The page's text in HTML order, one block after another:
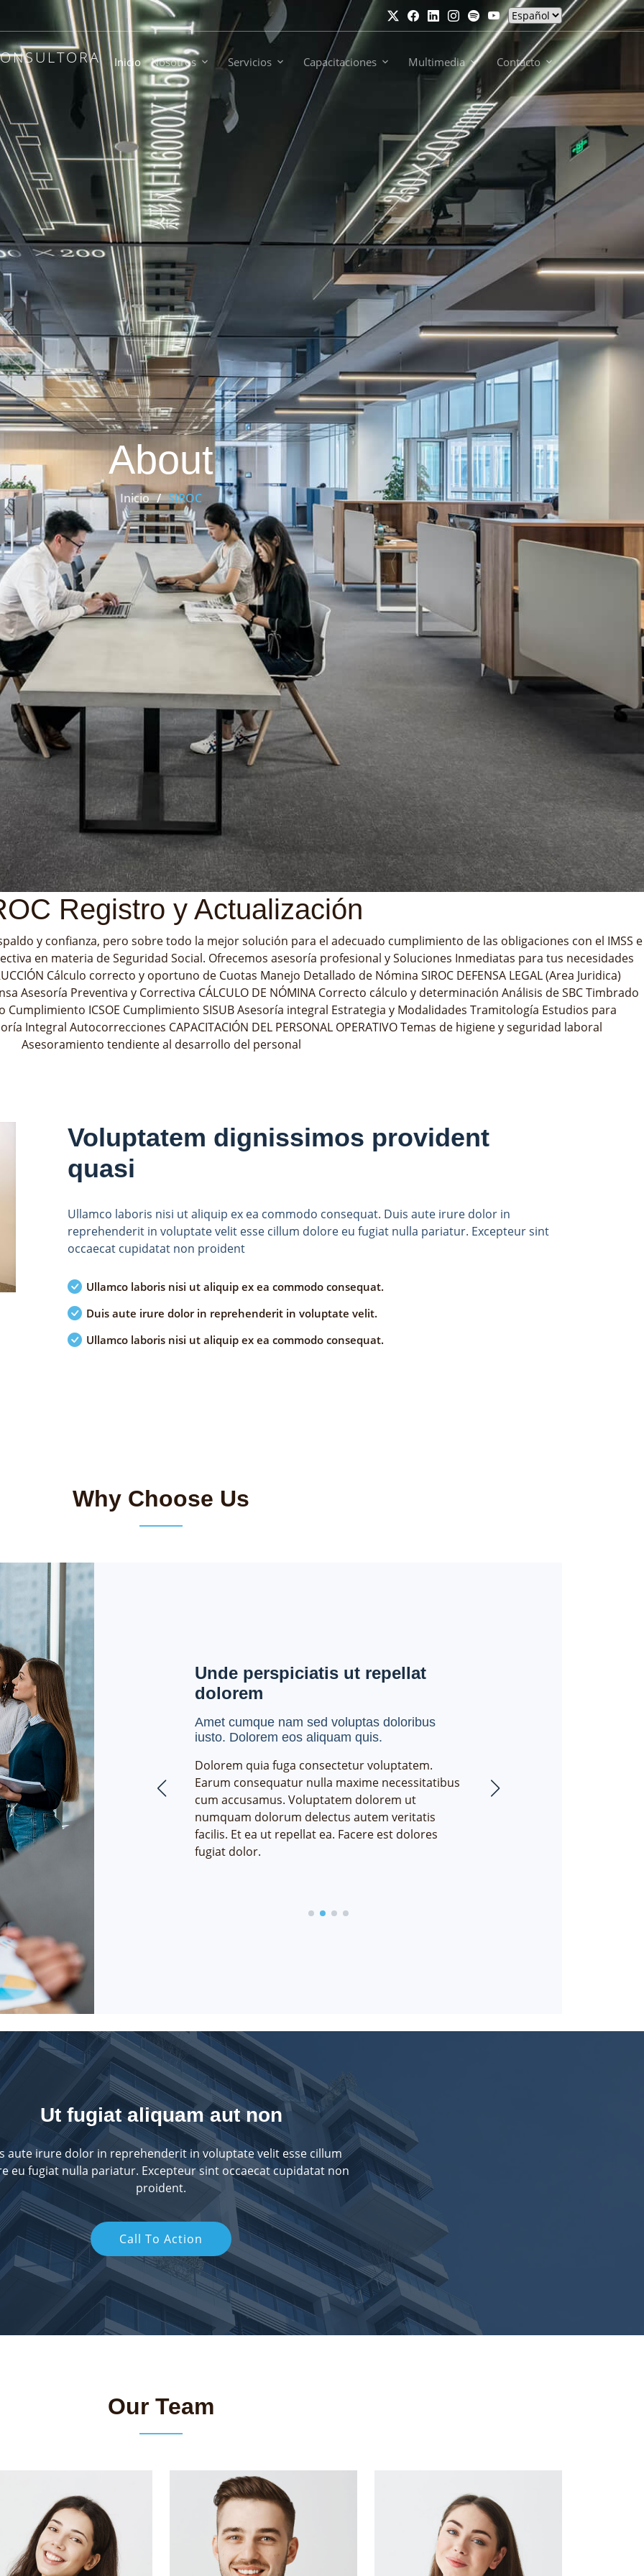
Inicio Nosotros Servicios Capacitaciones Multimedia Contacto
About
Inicio SIROC
Registro y Actualización
y confianza, pero sobre todo la mejor solución para el adecuado cumplimiento de las obligaciones con el IMSS e
en materia de Seguridad Social. Ofrecemos asesoría profesional y Soluciones Inmediatas para tus necesidades
Cálculo correcto y oportuno de Cuotas Manejo Detallado de Nómina SIROC DEFENSA LEGAL (Area Juridica)
Asesoría Preventiva y Correctiva CÁLCULO DE NÓMINA Correcto cálculo y determinación Análisis de SBC Timbrado
Cumplimiento ICSOE Cumplimiento SISUB Asesoría integral Estrategia y Modalidades Tramitología Estudios para
Integral Autocorrecciones CAPACITACIÓN DEL PERSONAL OPERATIVO Temas de higiene y seguridad laboral
Asesoramiento tendiente al desarrollo del personal
Voluptatem dignissimos provident
quasi
Ullamco laboris nisi ut aliquip ex ea commodo consequat. Duis aute irure dolor in
reprehenderit in voluptate velit esse cillum dolore eu fugiat nulla pariatur. Excepteur sint
occaecat cupidatat non proident
Ullamco laboris nisi ut aliquip ex ea commodo consequat.
Duis aute irure dolor in reprehenderit in voluptate velit.
Ullamco laboris nisi ut aliquip ex ea commodo consequat.
Why Choose Us
your business
accusantium iusto architecto
maiores quidem, dolorum.
sit amet consectetur
Repellendus, ipsam perferendis
vel tempore velit totam,
accusantium dicta quod
maiores nobis non, eum.
dignissimos laborum aut, magni
doloribus quas sapiente optio.
Unde perspiciatis ut repellat
dolorem
Amet cumque nam sed voluptas doloribus
iusto. Dolorem eos aliquam quis.
Dolorem quia fuga consectetur voluptatem.
Earum consequatur nulla maxime necessitatibus
cum accusamus. Voluptatem dolorem ut
numquam dolorum delectus autem veritatis
facilis. Et ea ut repellat ea. Facere est dolores
fugiat dolor.
consectetur voluptatem
laborum. Voluptas enim
Ut fugiat aliquam aut non
aute irure dolor in reprehenderit in voluptate velit esse cillum
eu fugiat nulla pariatur. Excepteur sint occaecat cupidatat non
proident.
Call To Action
Our Team